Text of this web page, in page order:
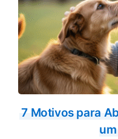
7 Motivos para